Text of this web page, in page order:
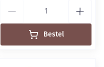
Bestel